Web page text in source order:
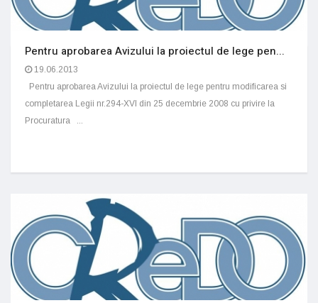
Pentru aprobarea Avizului la proiectul de lege pen...
19.06.2013
Pentru aprobarea Avizului la proiectul de lege pentru modificarea si
completarea Legii nr.294-XVI din 25 decembrie 2008 cu privire la
Procuratura ...